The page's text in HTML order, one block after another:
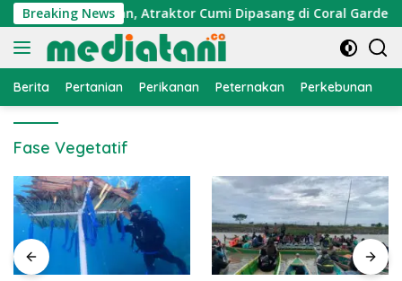
Langsung
ke
konten
Breaking News
Nelayan, Atraktor Cumi Dipasang di Coral Garden
Berita Pertanian Perikanan Peternakan Perkebunan
Fase Vegetatif